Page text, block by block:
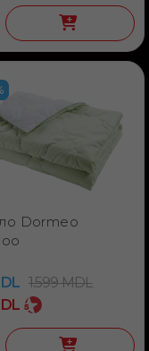
Dormeo
1.599MDL